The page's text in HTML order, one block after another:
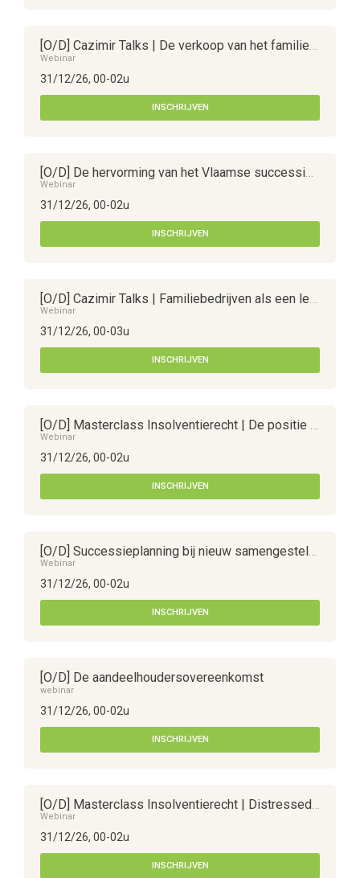
[O/D] Cazimir Talks | De verkoop van het familiebedrijf, voorbij het taboe
Webinar
31/12/26, 00-02u
INSCHRIJVEN
Webinar
31/12/26, 00-02u
INSCHRIJVEN
[O/D] Cazimir Talks | Familiebedrijven als een lerend systeem
Webinar
31/12/26, 00-03u
INSCHRIJVEN
[O/D] Masterclass Insolventierecht | De positie van een schuldeiser in een insolventiecontext
Webinar
31/12/26, 00-02u
INSCHRIJVEN
[O/D] Successieplanning bij nieuw samengestelde gezinnen
Webinar
31/12/26, 00-02u
INSCHRIJVEN
[O/D] De aandeelhoudersovereenkomst
webinar
31/12/26, 00-02u
INSCHRIJVEN
Webinar
31/12/26, 00-02u
INSCHRIJVEN